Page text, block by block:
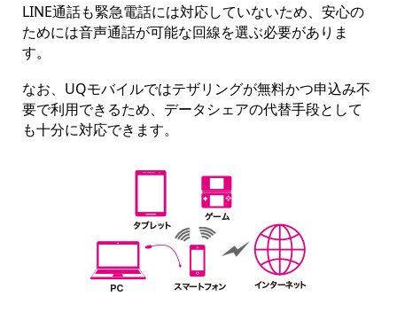
LINE通話も緊急電話には対応していないため、安心の
ためには音声通話が可能な回線を選ぶ必要がありま
す。
なお、UQモバイルではテザリングが無料かつ申込み不
要で利用できるため、データシェアの代替手段として
も十分に対応できます。